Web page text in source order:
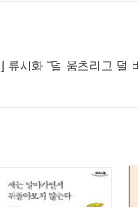
사라지게 한다 _사
혜
않는다 _내려놓은 후
차림
시화 “덜 움츠리고 덜 비난